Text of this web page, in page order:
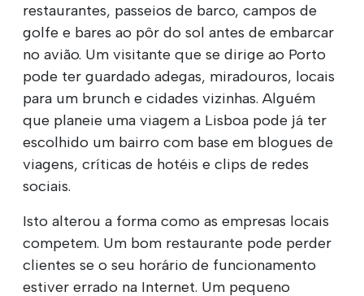
restaurantes, passeios de barco, campos de
golfe e bares ao pôr do sol antes de embarcar
no avião. Um visitante que se dirige ao Porto
pode ter guardado adegas, miradouros, locais
para um brunch e cidades vizinhas. Alguém
que planeie uma viagem a Lisboa pode já ter
escolhido um bairro com base em blogues de
viagens, críticas de hotéis e clips de redes
sociais.
Isto alterou a forma como as empresas locais
competem. Um bom restaurante pode perder
clientes se o seu horário de funcionamento
estiver errado na Internet. Um pequeno